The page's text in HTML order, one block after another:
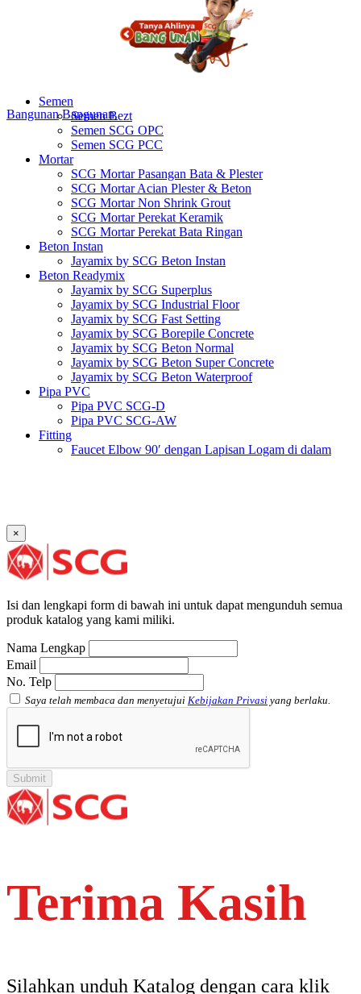
Bangunan Bangunan
Semen
Semen Bezt
Semen SCG OPC
Semen SCG PCC
Mortar
SCG Mortar Pasangan Bata & Plester
SCG Mortar Acian Plester & Beton
SCG Mortar Non Shrink Grout
SCG Mortar Perekat Keramik
SCG Mortar Perekat Bata Ringan
Beton Instan
Jayamix by SCG Beton Instan
Beton Readymix
Jayamix by SCG Superplus
Jayamix by SCG Industrial Floor
Jayamix by SCG Fast Setting
Jayamix by SCG Borepile Concrete
Jayamix by SCG Beton Normal
Jayamix by SCG Beton Super Concrete
Jayamix by SCG Beton Waterproof
Pipa PVC
Pipa PVC SCG-D
Pipa PVC SCG-AW
Fitting
Faucet Elbow 90′ dengan Lapisan Logam di dalam
Plug SCG AW
Shinkolite
Atap Akrilik Shinkolite Shade
×
Isi dan lengkapi form di bawah ini untuk dapat mengunduh semua
produk katalog yang kami miliki.
Nama Lengkap
Email
No. Telp
Saya telah membaca dan menyetujui Kebijakan Privasi yang berlaku.
Terima Kasih
Silahkan unduh Katalog dengan cara klik